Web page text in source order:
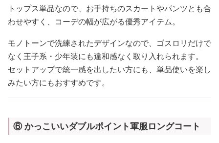
トップス単品なので、お手持ちのスカートやパンツとも合
わせやすく、コーデの幅が広がる優秀アイテム。
モノトーンで洗練されたデザインなので、ゴスロリだけで
なく王子系・少年装にも違和感なく取り入れられます。
セットアップで統一感を出したい方にも、単品使いを楽し
みたい方にもおすすめです。
⑥ かっこいいダブルポイント軍服ロングコート